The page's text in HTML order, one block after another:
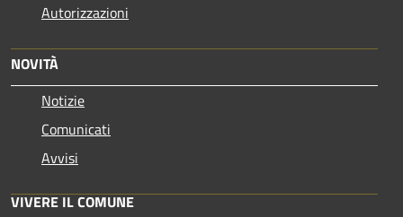
Autorizzazioni
NOVITÀ
Notizie
Comunicati
Avvisi
VIVERE IL COMUNE